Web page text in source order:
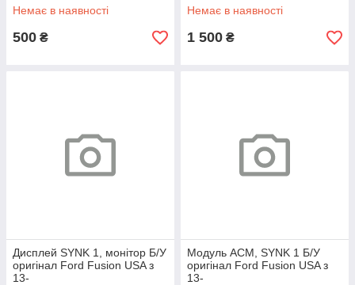
Немає в наявності
500 ₴
Немає в наявності
1 500 ₴
Дисплей SYNK 1, монітор Б/У
оригінал Ford Fusion USA з
13-
Модуль ACM, SYNK 1 Б/У
оригінал Ford Fusion USA з
13-